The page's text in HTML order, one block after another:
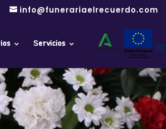
info@funerariaelrecuerdo.com
Servicios